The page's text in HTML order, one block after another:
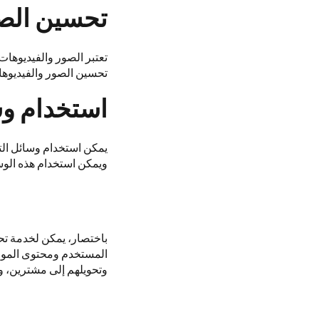
تحسين
تعتبر الصور
تحسين الصور
استخدام
يمكن استخدام وسائل
ويمكن استخدام هذه
باختصار، يمكن لخدمة
المستخدم ومحتوى
وتحويلهم إلى مشترين،